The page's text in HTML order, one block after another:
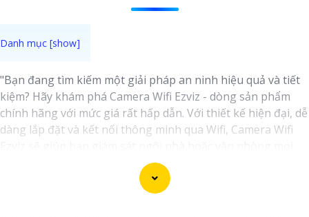
"Bạn đang tìm kiếm một giải pháp an ninh hiệu quả và tiết
kiệm? Hãy khám phá Camera Wifi Ezviz - dòng sản phẩm
chính hãng với mức giá rất hấp dẫn. Với thiết kế hiện đại, dễ
dàng lắp đặt và kết nối thông minh qua Wifi, Camera Wifi
lúc mọi nơi chỉ bằng một chiếc điện thoại thông minh.
Không chỉ vậy, sản phẩm cũng mang lại chất lượng hình
ảnh sắc nét và độ phân giải cao, cho phép bạn theo dõi mọi